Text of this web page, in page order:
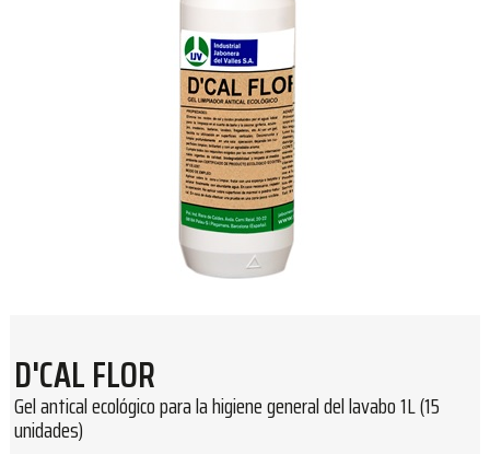
D'CAL FLOR
Gel antical ecológico para la higiene general del lavabo 1L (15
unidades)